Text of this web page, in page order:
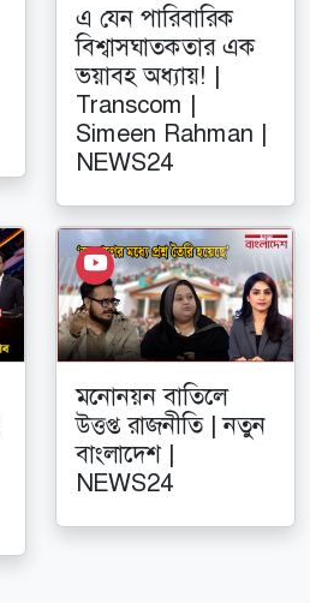
এ যেন পারিবারিক
বিশ্বাসঘাতকতার এক
ভয়াবহ অধ্যায়! |
Transcom |
Simeen Rahman |
NEWS24
মনোনয়ন বাতিলে
উত্তপ্ত রাজনীতি | নতুন
বাংলাদেশ |
NEWS24